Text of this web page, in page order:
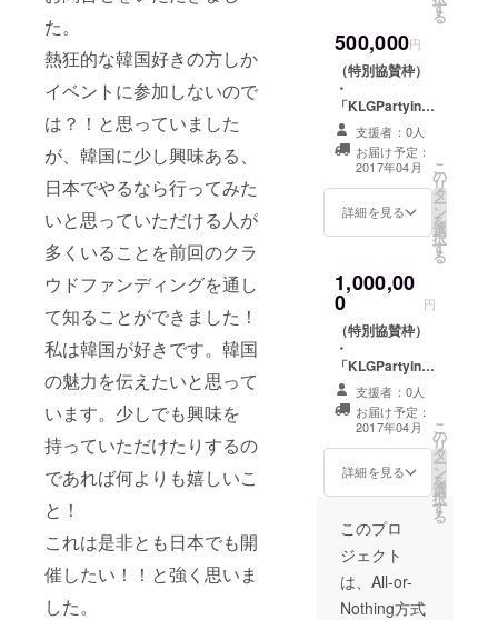
た。
熱狂的な韓国好きの方しか
イベントに参加しないので
は？！と思っていました
が、韓国に少し興味ある、
日本でやるなら行ってみた
いと思っていただける人が
多くいることを前回のクラ
ウドファンディングを通し
て知ることができました！
私は韓国が好きです。韓国
の魅力を伝えたいと思って
います。少しでも興味を
持っていただけたりするの
であれば何よりも嬉しいこ
と！
これは是非とも日本でも開
催したい！！と強く思いま
した。
す
る
500,000円
（特別協賛枠）
・
「KLGPartyinJ
apan」イベント
VIPチケット（5
枚） ・イベント
会場にお名前
（企業名）のオ
リジナルフラッ
グを設置 ・KLG
年契約） ・KLG
でPR記事を年6
本制作
支援者：0人
お届け予定：
2017年04月
詳細を見る
こ
の
リ
タ
ー
ン
を
選
択
す
る
1,000,00
0 円
（特別協賛枠）
・
「KLGPartyinJ
apan」イベント
VIPチケット
（10枚） ・イベ
ント会場にお名
前（企業名）の
オリジナルフ
内でバナーを設
置（１年契約）
・KLGでPR記事
を年12本制作
支援者：0人
お届け予定：
2017年04月
詳細を見る
こ
の
リ
タ
ー
ン
を
選
択
す
る
このプロ
ジェクト
は、All-or-
Nothing方式